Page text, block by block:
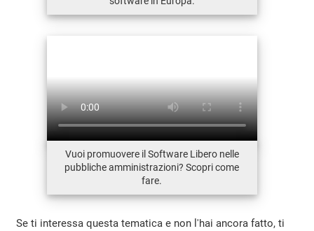
Vuoi promuovere il Software Libero nelle
pubbliche amministrazioni? Scopri come
fare.
Se ti interessa questa tematica e non l'hai ancora fatto, ti